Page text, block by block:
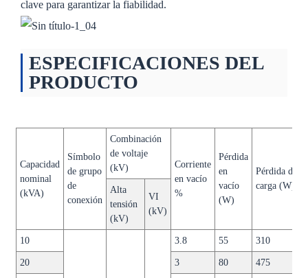
clave para garantizar la fiabilidad.
ESPECIFICACIONES DEL
PRODUCTO
Capacidad
nominal
(kVA)
Símbolo
de grupo
de
conexión
Combinación
de voltaje
(kV)
Corriente
en vacío
%
Pérdida
en
vacío
(W)
Pérdida de
carga (W)
Alta
tensión
(kV)
VI
(kV)
10 3.8 55 310
20 3 80 475